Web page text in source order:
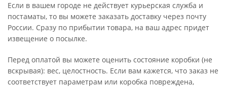
Если в вашем городе не действует курьерская служба и
постаматы, то вы можете заказать доставку через почту
России. Сразу по прибытии товара, на ваш адрес придет
извещение о посылке.
Перед оплатой вы можете оценить состояние коробки (не
вскрывая): вес, целостность. Если вам кажется, что заказ не
соответствует параметрам или коробка повреждена,